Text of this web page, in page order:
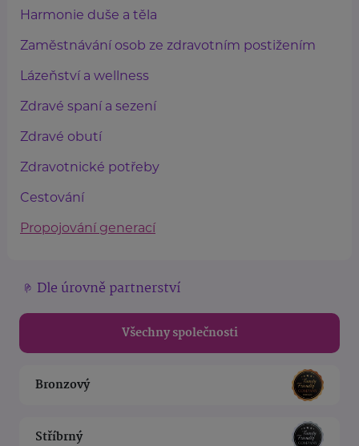
Harmonie duše a těla
Zaměstnávání osob ze zdravotním postižením
Lázeňství a wellness
Zdravé spaní a sezení
Zdravé obutí
Zdravotnické potřeby
Cestování
Propojování generací
Dle úrovně partnerství
Všechny společnosti
Bronzový
Stříbrný